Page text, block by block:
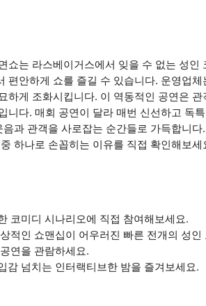
쇼는 라스베이거스에서 잊을 수 없는 성
편안하게 쇼를 즐길 수 있습니다. 운영업
하게 조화시킵니다. 이 역동적인 공연은
니다. 매회 공연이 달라 매번 신선하고 독
과 관객을 사로잡는 순간들로 가득합니
하나로 손꼽히는 이유를 직접 확인해보세
코미디 시나리오에 직접 참여해보세요.
적인 쇼맨십이 어우러진 빠른 전개의 성인
연을 관람하세요.
감 넘치는 인터랙티브한 밤을 즐겨보세요.